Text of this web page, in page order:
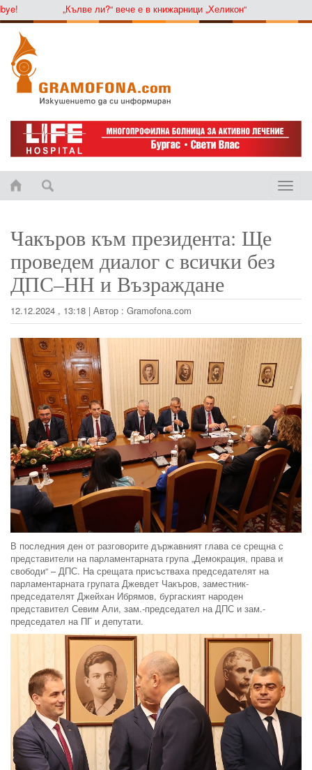
„Кълве ли?“ вече е в книжарници „Хеликон“
Toggle
Чакъров към президента: Ще
проведем диалог с всички без
ДПС–НН и Възраждане
12.12.2024 , 13:18 | Автор : Gramofona.com
В последния ден от разговорите държавният глава се срещна с
представители на парламентарната група „Демокрация, права и
свободи“ – ДПС. На срещата присъстваха председателят на
парламентарната групата Джевдет Чакъров, заместник-
председателят Джейхан Ибрямов, бургаският народен
представител Севим Али, зам.-председател на ДПС и зам.-
председател на ПГ и депутати.